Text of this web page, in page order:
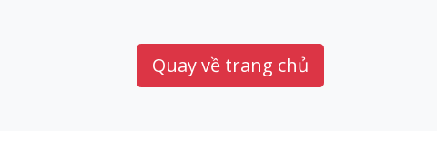
Quay về trang chủ